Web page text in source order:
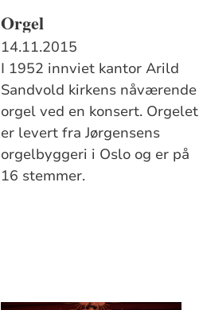
Orgel
14.11.2015
I 1952 innviet kantor Arild
Sandvold kirkens nåværende
orgel ved en kon­sert. Orgelet
er levert fra Jørgensens
orgelbyggeri i Oslo og er på
16 stem­mer.